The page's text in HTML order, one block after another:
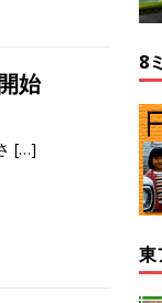
始
[…]
8
東